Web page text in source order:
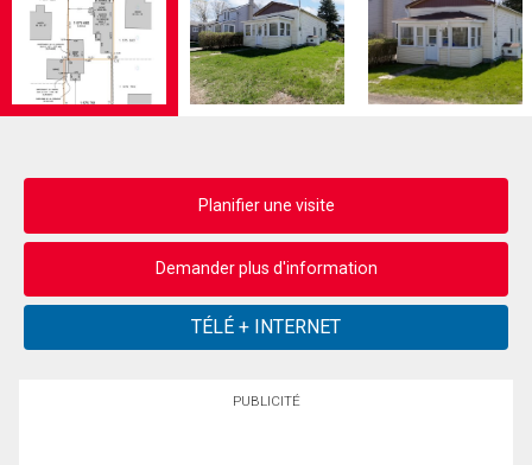
Planifier une visite
Demander plus d'information
PUBLICITÉ